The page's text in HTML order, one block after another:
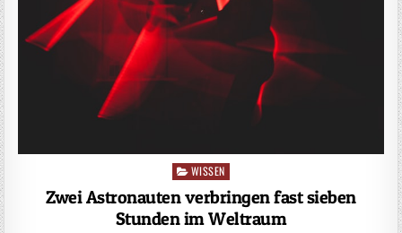
Posted
WISSEN
Zwei Astronauten verbringen fast sieben
Stunden im Weltraum